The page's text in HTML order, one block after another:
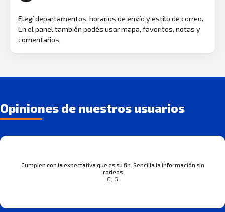
Elegí departamentos, horarios de envío y estilo de correo.
En el panel también podés usar mapa, favoritos, notas y
comentarios.
Opiniones de nuestros usuarios
Cumplen con la expectativa que es su fin. Sencilla la información sin
rodeos
G. G